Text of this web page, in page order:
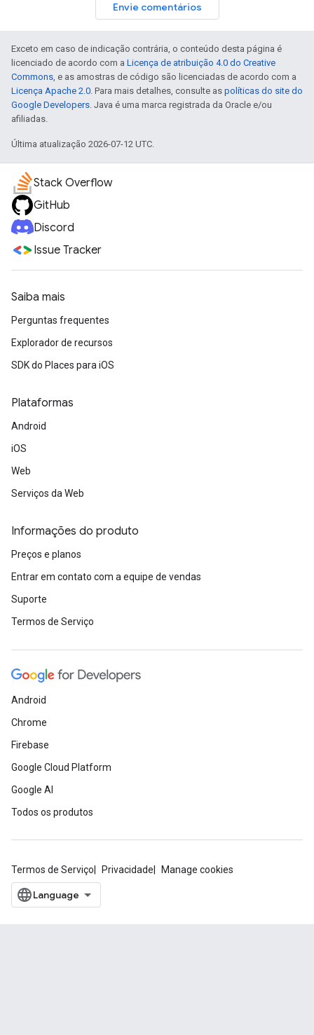
Envie comentários
Exceto em caso de indicação contrária, o conteúdo desta página é
licenciado de acordo com a Licença de atribuição 4.0 do Creative
Commons, e as amostras de código são licenciadas de acordo com a
Licença Apache 2.0. Para mais detalhes, consulte as políticas do site do
Google Developers. Java é uma marca registrada da Oracle e/ou
afiliadas.
Última atualização 2026-07-12 UTC.
Stack Overflow
GitHub
Discord
Issue Tracker
Saiba mais
Perguntas frequentes
Explorador de recursos
SDK do Places para iOS
Plataformas
Android
iOS
Web
Serviços da Web
Informações do produto
Preços e planos
Entrar em contato com a equipe de vendas
Suporte
Termos de Serviço
Android
Chrome
Firebase
Google Cloud Platform
Google AI
Todos os produtos
Termos de Serviço Privacidade Manage cookies